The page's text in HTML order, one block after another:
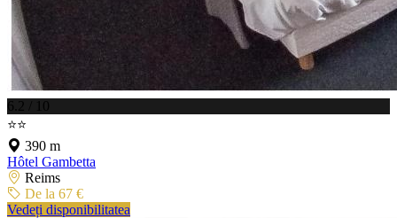
6.2 / 10
⭐⭐
390 m
Hôtel Gambetta
Reims
De la 67 €
Vedeți disponibilitatea